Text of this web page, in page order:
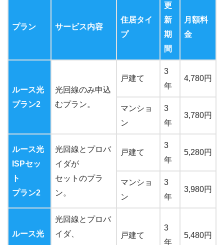
プラン サービス内容
住居タイ
プ
更
新
期
間
月額料
金
ルース光
プラン2
光回線のみ申込
むプラン。
戸建て
3
年
4,780円
マンショ
ン
3
年
3,780円
ルース光
ISPセッ
ト
プラン2
光回線とプロバ
イダが
セットのプラ
ン。
戸建て
3
年
5,280円
マンショ
ン
3
年
3,980円
ルース光
光回線とプロバ
イダ、
戸建て
3
年
5,480円